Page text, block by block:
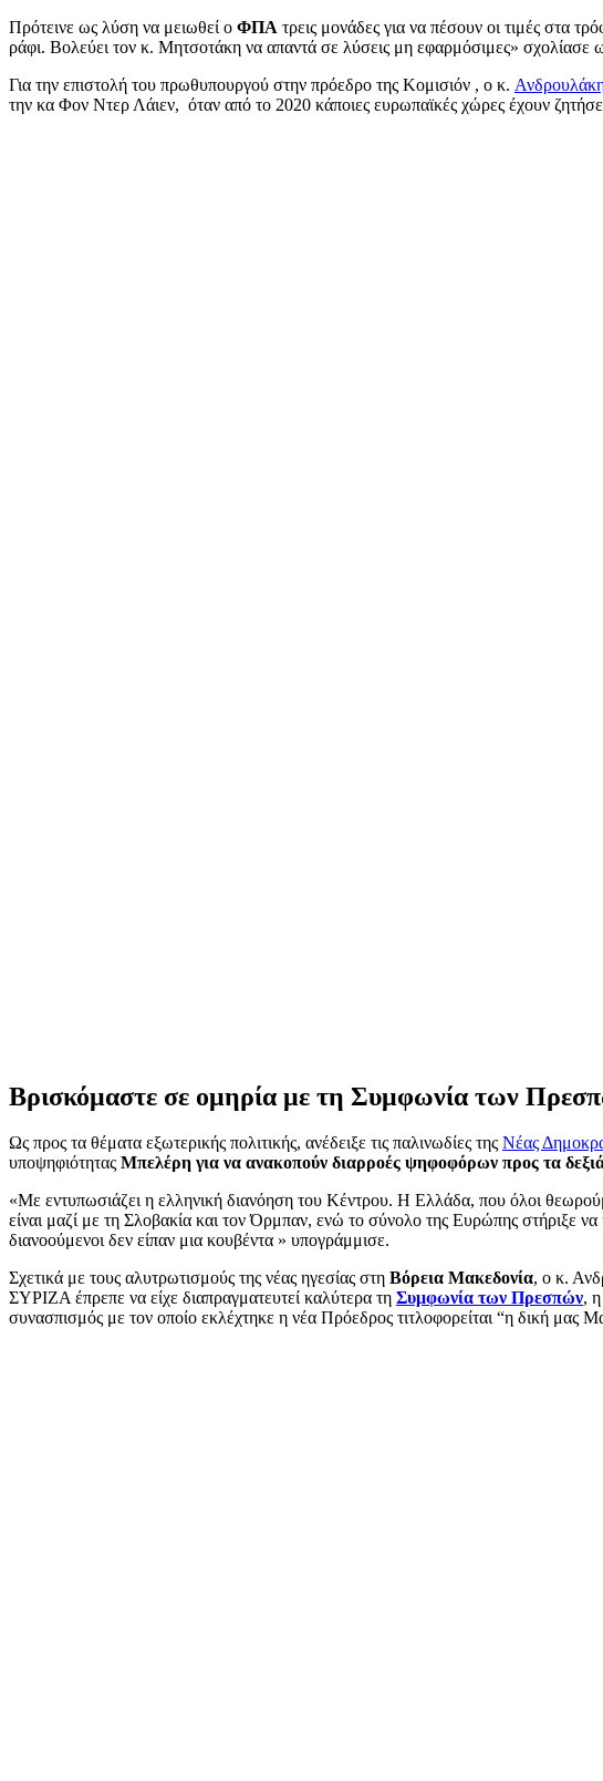
Πρότεινε ως λύση να μειωθεί ο ΦΠΑ τρεις μονάδες για να πέσουν οι τιμές στα
ράφι. Βολεύει τον κ. Μητσοτάκη να απαντά σε λύσεις μη εφαρμόσιμες»
Για την επιστολή του πρωθυπουργού στην πρόεδρο της Κομισιόν , ο κ.
την κα Φον Ντερ Λάιεν, όταν από το 2020 κάποιες ευρωπαϊκές χώρες έχουν
Βρισκόμαστε σε ομηρία με τη Συμφωνία των
Ως προς τα θέματα εξωτερικής πολιτικής, ανέδειξε τις παλινωδίες της Νέας
υποψηφιότητας Μπελέρη για να ανακοπούν διαρροές ψηφοφόρων προς τα
«Με εντυπωσιάζει η ελληνική διανόηση του Κέντρου. Η Ελλάδα, που όλοι
είναι μαζί με τη Σλοβακία και τον Όρμπαν, ενώ το σύνολο της Ευρώπης στήριξε
διανοούμενοι δεν είπαν μια κουβέντα » υπογράμμισε.
Σχετικά με τους αλυτρωτισμούς της νέας ηγεσίας στη Βόρεια Μακεδονία, ο κ.
ΣΥΡΙΖΑ έπρεπε να είχε διαπραγματευτεί καλύτερα τη Συμφωνία των Πρεσπών,
συνασπισμός με τον οποίο εκλέχτηκε η νέα Πρόεδρος τιτλοφορείται “η δική μας